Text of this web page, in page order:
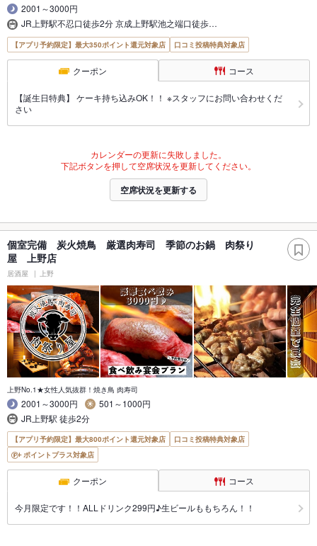
2001～3000円
JR上野駅不忍口徒歩2分 京成上野駅池之端口徒歩…
【アプリ予約限定】最大350ポイント還元対象店 口コミ投稿特典対象店
クーポン コース
【誕生日特典】 ケーキ持ち込みOK！！ ※スタッフにお問い合わせくだ
さい
カレンダーの更新に失敗しました。
下記ボタンを押して空席状況を更新してください。
空席状況を更新する
個室完備 炭火焼鳥 厳選肉寿司 季節のお鍋 肉祭り
屋 上野店
居酒屋 上野
上野No.1★女性人気抜群！焼き鳥 肉寿司
2001～3000円
501～1000円
JR上野駅 徒歩2分
【アプリ予約限定】最大800ポイント還元対象店
口コミ投稿特典対象店
ポイントプラス対象店
クーポン コース
今月限定です！！ALLドリンク299円♪生ビールももちろん！！